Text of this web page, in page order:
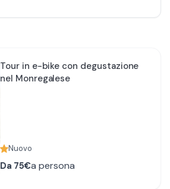
Tour in e-bike con degustazione
nel Monregalese
Nuovo
Da 75€a persona